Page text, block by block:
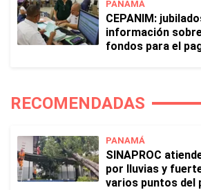
PANAMÁ
CEPANIM:
información
fondos para el
RECOMENDADAS
PANAMÁ
SINAPROC
por lluvias y
varios puntos del